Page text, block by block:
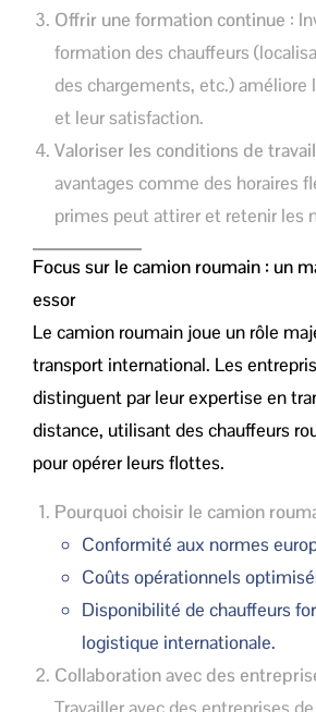
Offrir une formation continue :
formation des chauffeurs
des chargements, etc.) améliore
et leur satisfaction.
Valoriser les conditions de travail
avantages comme des horaires
primes peut attirer et retenir les
Focus sur le camion roumain : un
essor
Le camion roumain joue un rôle
transport international. Les
distinguent par leur expertise en
distance, utilisant des chauffeurs
pour opérer leurs flottes.
Pourquoi choisir le camion
Conformité aux normes
Coûts opérationnels
Disponibilité de chauffeurs
logistique internationale.
Collaboration avec des